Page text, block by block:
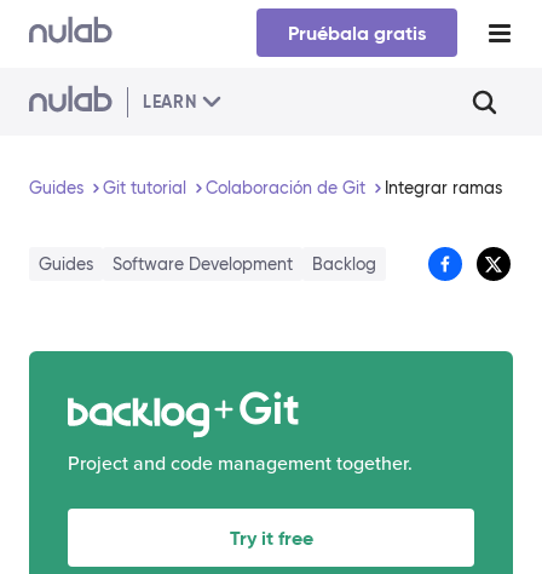
Skip to main content
Pruébala gratis
LEARN
Guides Git tutorial Colaboración de Git Integrar ramas
Guides Software Development Backlog
Git
Project and code management together.
Try it free